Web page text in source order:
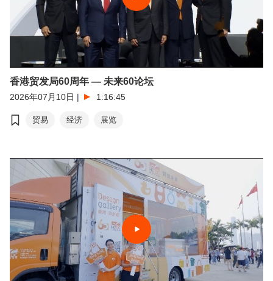
香港贸发局60周年 — 未来60论坛
2026年07月10日 | 1:16:45
贸易 经济 展览